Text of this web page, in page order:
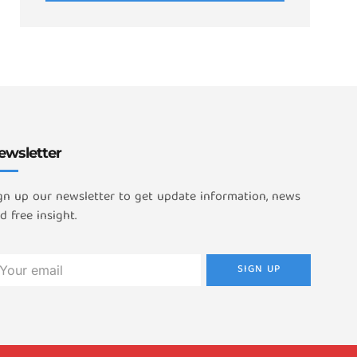
up our newsletter to get update information, news
free insight.
SIGN UP